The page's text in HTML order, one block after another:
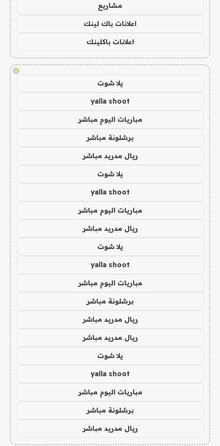
مشاريع
اعلانات باك لينك
اعلانات باكلينك
!
يلا شوت
yalla shoot
مباريات اليوم مباشر
برشلونة مباشر
ريال مدريد مباشر
يلا شوت
yalla shoot
مباريات اليوم مباشر
ريال مدريد مباشر
يلا شوت
yalla shoot
مباريات اليوم مباشر
برشلونة مباشر
ريال مدريد مباشر
ريال مدريد مباشر
يلا شوت
yalla shoot
مباريات اليوم مباشر
برشلونة مباشر
ريال مدريد مباشر